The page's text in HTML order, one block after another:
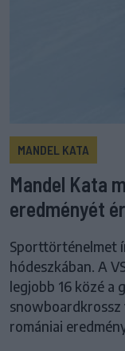
MANDEL KATA
Mandel Kata
eredményét
Sporttörténelmet
hódeszkában. A
legjobb 16 közé a
snowboardkrossz
romániai